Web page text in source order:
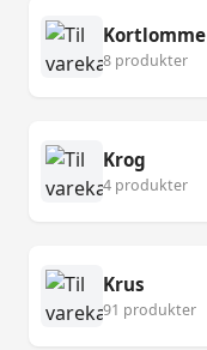
Kortlomme
8 produkter
Krog
4 produkter
Krus
91 produkter